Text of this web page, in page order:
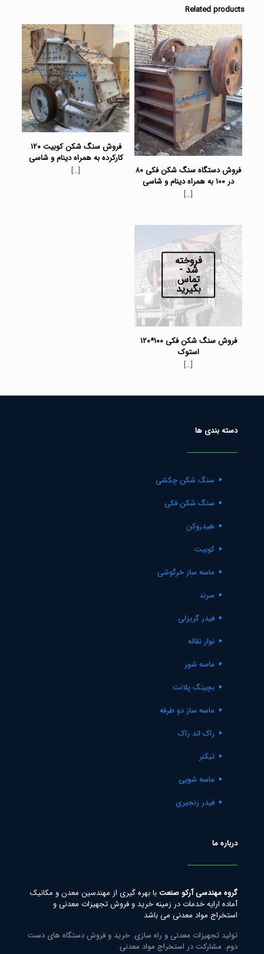
Related products
فروش دستگاه سنگ شکن فکی ۸۰
در ۱۰۰ به همراه دینام و شاسی
[…]
فروش سنگ شکن کوبیت ۱۲۰
کارکرده به همراه دینام و شاسی
[…]
فروخته
شد -
تماس
بگیرید
فروش سنگ شکن فکی ۱۰۰*۱۲۰
استوک
[…]
دسته بندی ها
سنگ شکن چکشی
سنگ شکن فکی
هیدروکن
کوبیت
ماسه ساز خرگوشی
سرند
فیدر گریزلی
نوار نقاله
ماسه شور
بچینگ پلانت
ماسه ساز دو طرفه
راک اند راک
تیکنر
ماسه شویی
فیدر زنجیری
درباره ما
گروه مهندسی آرکو صنعتبا بهره گیری از مهندسین معدن و مکانیک
آماده ارایه خدمات در زمینه خرید و فروش تجهیزات معدنی و
استخراج مواد معدنی می باشد
تولید تجهیزات معدنی و راه سازی. خرید و فروش دستگاه های دست
دوم. مشارکت در استخراج مواد معدنی.